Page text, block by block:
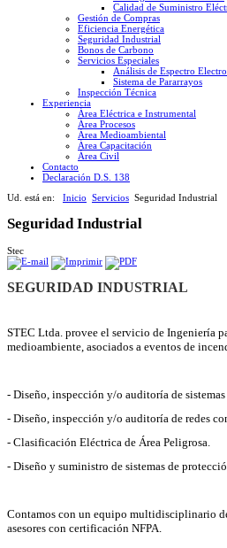
Calidad de Suministro
Gestión de Compras
Eficiencia Energética
Seguridad Industrial
Bonos de Carbono
Servicios Especiales
Análisis de Espectro
Sistema de Pararrayos
Inspección Técnica
Experiencia
Área Eléctrica e Instrumental
Área Procesos
Área Medioambiental
Área Capacitación
Área Civil
Contacto
Declaración D.S. 138
Ud. está en:
Inicio Servicios Seguridad Industrial
Seguridad Industrial
Stec
SEGURIDAD INDUSTRIAL
STEC Ltda. provee el servicio de Ingeniería
medioambiente, asociados a eventos de
- Diseño, inspección y/o auditoría de
- Diseño, inspección y/o auditoría de redes
- Clasificación Eléctrica de Área Peligrosa.
- Diseño y suministro de sistemas de
Contamos con un equipo multidisciplinario
asesores con certificación NFPA.